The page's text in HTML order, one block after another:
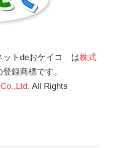
ットdeおケイコ は株式
登録商標です。
All Rights